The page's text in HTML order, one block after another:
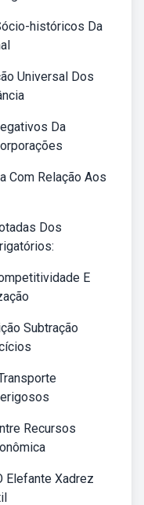
históricos Da
Universal Dos
Da
Com Relação Aos
Dos
E
Subtração
Recursos
Elefante Xadrez